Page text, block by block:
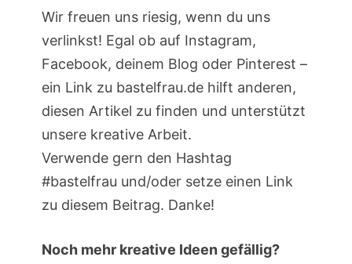
Wir freuen uns riesig, wenn du uns
verlinkst! Egal ob auf Instagram,
Facebook, deinem Blog oder Pinterest –
ein Link zu bastelfrau.de hilft anderen,
diesen Artikel zu finden und unterstützt
unsere kreative Arbeit.
Verwende gern den Hashtag
#bastelfrau und/oder setze einen Link
zu diesem Beitrag. Danke!
Noch mehr kreative Ideen gefällig?